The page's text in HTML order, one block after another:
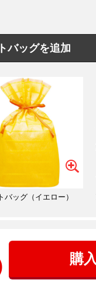
バッグを追加
バッグ（イエロー）
購